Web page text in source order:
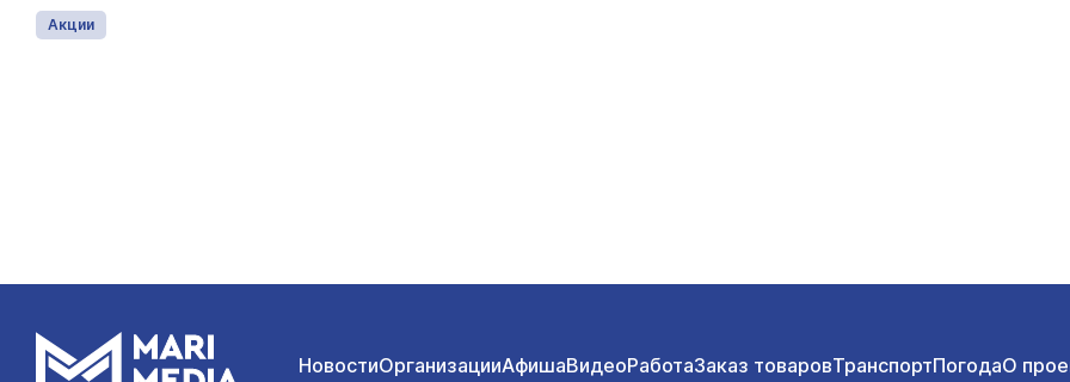
Акции
НовостиОрганизацииАфишаВидеоРаботаЗаказ товаровТранспортПогодаО